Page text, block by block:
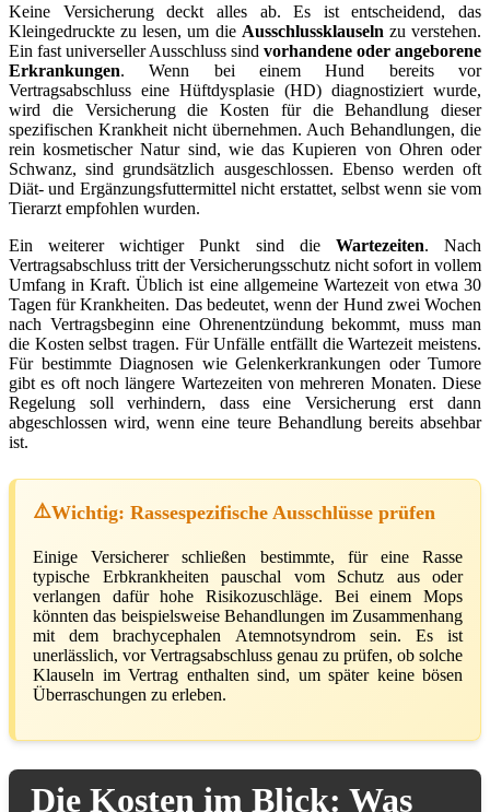
Keine Versicherung deckt alles ab. Es ist entscheidend, das
Kleingedruckte zu lesen, um die Ausschlussklauseln zu verstehen.
Ein fast universeller Ausschluss sind vorhandene oder angeborene
Erkrankungen. Wenn bei einem Hund bereits vor
Vertragsabschluss eine Hüftdysplasie (HD) diagnostiziert wurde,
wird die Versicherung die Kosten für die Behandlung dieser
spezifischen Krankheit nicht übernehmen. Auch Behandlungen, die
rein kosmetischer Natur sind, wie das Kupieren von Ohren oder
Schwanz, sind grundsätzlich ausgeschlossen. Ebenso werden oft
Diät- und Ergänzungsfuttermittel nicht erstattet, selbst wenn sie vom
Tierarzt empfohlen wurden.
Ein weiterer wichtiger Punkt sind die Wartezeiten. Nach
Vertragsabschluss tritt der Versicherungsschutz nicht sofort in vollem
Umfang in Kraft. Üblich ist eine allgemeine Wartezeit von etwa 30
Tagen für Krankheiten. Das bedeutet, wenn der Hund zwei Wochen
nach Vertragsbeginn eine Ohrenentzündung bekommt, muss man
die Kosten selbst tragen. Für Unfälle entfällt die Wartezeit meistens.
Für bestimmte Diagnosen wie Gelenkerkrankungen oder Tumore
gibt es oft noch längere Wartezeiten von mehreren Monaten. Diese
Regelung soll verhindern, dass eine Versicherung erst dann
abgeschlossen wird, wenn eine teure Behandlung bereits absehbar
ist.
Wichtig: Rassespezifische Ausschlüsse prüfen
Einige Versicherer schließen bestimmte, für eine Rasse
typische Erbkrankheiten pauschal vom Schutz aus oder
verlangen dafür hohe Risikozuschläge. Bei einem Mops
könnten das beispielsweise Behandlungen im Zusammenhang
mit dem brachycephalen Atemnotsyndrom sein. Es ist
unerlässlich, vor Vertragsabschluss genau zu prüfen, ob solche
Klauseln im Vertrag enthalten sind, um später keine bösen
Überraschungen zu erleben.
Die Kosten im Blick: Was